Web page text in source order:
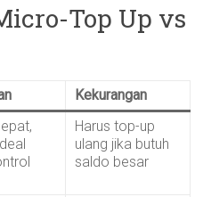
Top Up vs
Kekurangan
Harus top-up
ulang jika butuh
saldo besar